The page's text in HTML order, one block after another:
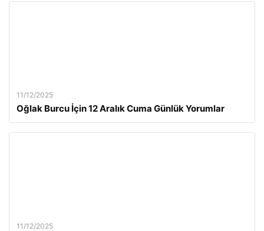
11/12/2025
Oğlak Burcu İçin 12 Aralık Cuma Günlük Yorumlar
11/12/2025